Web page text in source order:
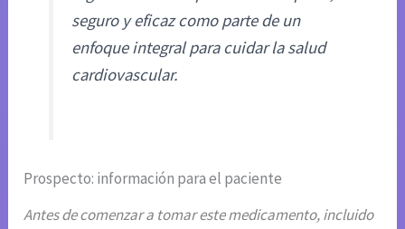
seguro y eficaz como parte de un
enfoque integral para cuidar la salud
cardiovascular.
Prospecto: información para el paciente
Antes de comenzar a tomar este medicamento, incluido